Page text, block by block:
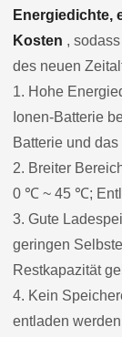
Energiedichte,
Kosten ,
des neuen
1. Hohe
Ionen-Batterie
Batterie und
2. Breiter
0 ℃ ~ 45 ℃;
3. Gute
geringen
Restkapazität
4. Kein
entladen